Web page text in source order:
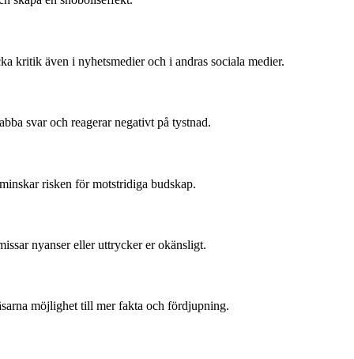
kritik även i nyhetsmedier och i andras sociala medier.
svar och reagerar negativt på tystnad.
risken för motstridiga budskap.
nyanser eller uttrycker er okänsligt.
möjlighet till mer fakta och fördjupning.